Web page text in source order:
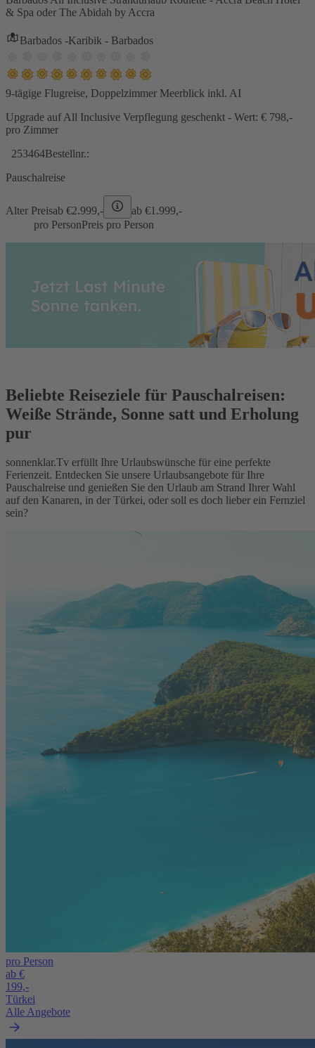
& Spa oder The Abidah by Accra
Barbados -Karibik - Barbados
9-tägige Flugreise, Doppelzimmer Meerblick inkl. AI
Upgrade auf All Inclusive Verpflegung geschenkt - Wert: € 798,-
pro Zimmer
253464Bestellnr.:
Pauschalreise
Alter Preisab €2.999,- ab €1.999,-
pro PersonPreis pro Person
Beliebte Reiseziele für Pauschalreisen:
Weiße Strände, Sonne satt und Erholung
pur
sonnenklar.Tv erfüllt Ihre Urlaubswünsche für eine perfekte
Ferienzeit. Entdecken Sie unsere Urlaubsangebote für Ihre
Pauschalreise und genießen Sie den Urlaub am Strand Ihrer Wahl
auf den Kanaren, in der Türkei, oder soll es doch lieber ein Fernziel
sein?
pro Person
ab €
199,-
Türkei
Alle Angebote